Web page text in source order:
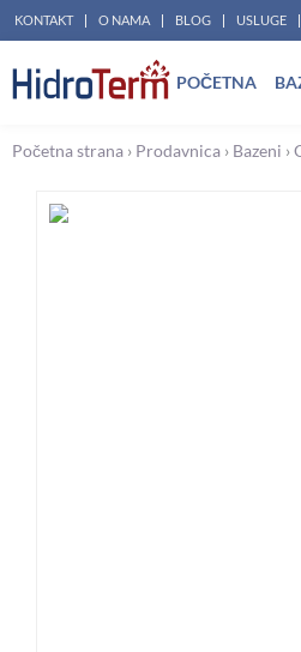
Pređi
sadržaj
KONTAKT O NAMA BLOG USLUGE
POČETNA
Početna strana › Prodavnica › Bazeni ›